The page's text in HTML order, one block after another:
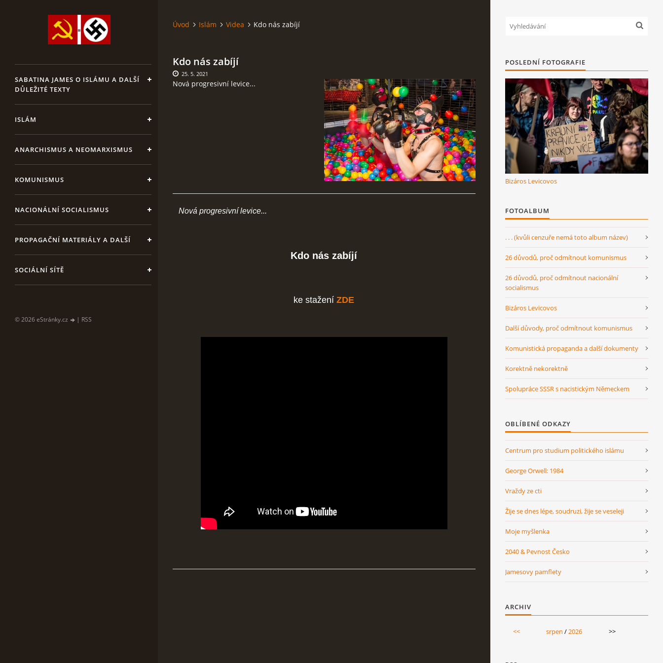
SABATINA JAMES O ISLÁMU A DALŠÍ
DŮLEŽITÉ TEXTY
ISLÁM
ANARCHISMUS A NEOMARXISMUS
KOMUNISMUS
NACIONÁLNÍ SOCIALISMUS
PROPAGAČNÍ MATERIÁLY A DALŠÍ
SOCIÁLNÍ SÍTĚ
© 2026 eStránky.cz | RSS
Úvod Islám Videa Kdo nás zabíjí
Kdo nás zabíjí
Nová progresivní levice...
25. 5. 2021
Nová progresivní levice...
Kdo nás zabíjí
ke stažení ZDE
POSLEDNÍ FOTOGRAFIE
Bizáros Levicovos
FOTOALBUM
. . . (kvůli cenzuře nemá toto album název)
26 důvodů, proč odmítnout komunismus
26 důvodů, proč odmítnout nacionální
socialismus
Bizáros Levicovos
Další důvody, proč odmítnout komunismus
Komunistická propaganda a další dokumenty
Korektně nekorektně
Spolupráce SSSR s nacistickým Německem
OBLÍBENÉ ODKAZY
Centrum pro studium politického islámu
George Orwell: 1984
Vraždy ze cti
Žije se dnes lépe, soudruzi, žije se veseleji
Moje myšlenka
2040 & Pevnost Česko
Jamesovy pamflety
ARCHIV
<< srpen /2026 >>